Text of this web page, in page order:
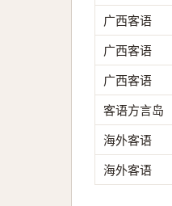
广西客语
广西客语
广西客语
客语方言岛
海外客语
海外客语